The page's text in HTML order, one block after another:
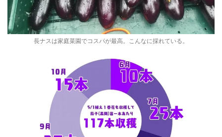
長ナスは家庭菜園でコスパが最高。こんなに採れている。